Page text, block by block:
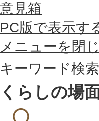
意見箱
PC版で表示す
メニューを閉
キーワード検索
くらしの場